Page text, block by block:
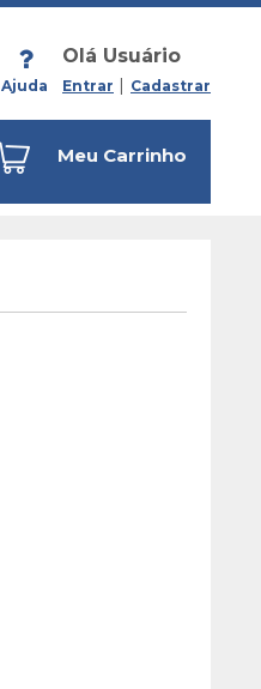
Ajuda
Olá Usuário
Entrar Cadastrar
Meu Carrinho